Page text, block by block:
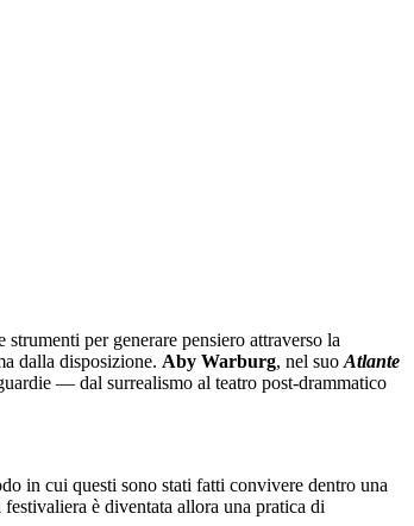
per generare pensiero attraverso la
dalla disposizione. Aby Warburg, nel suo Atlante
— dal surrealismo al teatro post-drammatico
in cui questi sono stati fatti convivere dentro una
è diventata allora una pratica di